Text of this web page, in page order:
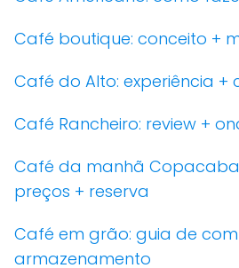
Café boutique: conceito +
Café do Alto: experiência
Café Rancheiro: review +
Café da manhã
preços + reserva
Café em grão: guia de
armazenamento